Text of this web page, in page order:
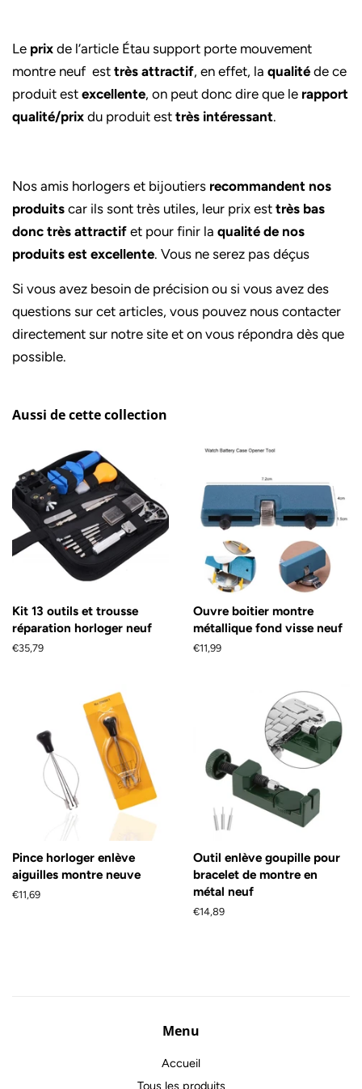
Le prix de l’article Étau support porte mouvement
montre neuf est très attractif, en effet, la qualité de ce
produit est excellente, on peut donc dire que le rapport
qualité/prix du produit est très intéressant.
Nos amis horlogers et bijoutiers recommandent nos
produits car ils sont très utiles, leur prix est très bas
donc très attractif et pour finir la qualité de nos
produits est excellente. Vous ne serez pas déçus
Si vous avez besoin de précision ou si vous avez des
questions sur cet articles, vous pouvez nous contacter
directement sur notre site et on vous répondra dès que
possible.
Aussi de cette collection
Kit 13 outils et trousse
réparation horloger neuf
Prix
€35,79
Ouvre boitier montre
métallique fond visse neuf
Prix
€11,99
Pince horloger enlève
aiguilles montre neuve
Prix
€11,69
Outil enlève goupille pour
bracelet de montre en
métal neuf
Prix
€14,89
Menu
Accueil
Tous les produits